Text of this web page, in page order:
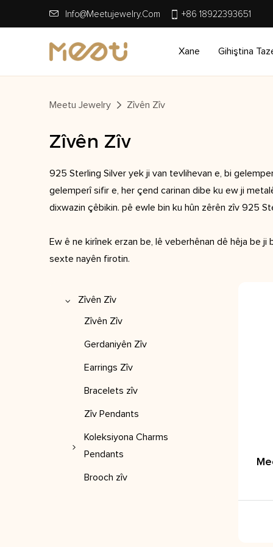
Info@meetujewelry.com +86 18922393651
Xane Gihiştina
Meetu Jewelry Zîvên Zîv
Zîvên Zîv
925 Sterling Silver yek ji van tevlihevan e, bi
gelemperî sifir e, her çend carinan dibe ku ew ji
dixwazin çêbikin. pê ewle bin ku hûn zêrên zîv 925
Ew ê ne kirînek erzan be, lê veberhênan dê hêja be
sexte nayên firotin.
Zîvên Zîv
Zîvên Zîv
Gerdaniyên Zîv
Earrings Zîv
Bracelets zîv
Zîv Pendants
Koleksiyona Charms
Pendants
Charms / Pendants
Brooch zîv